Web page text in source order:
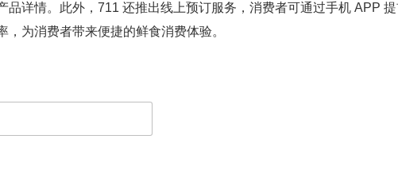
品详情。此外，711 还推出线上预订服务，消费者可通过手机 APP
为消费者带来便捷的鲜食消费体验。